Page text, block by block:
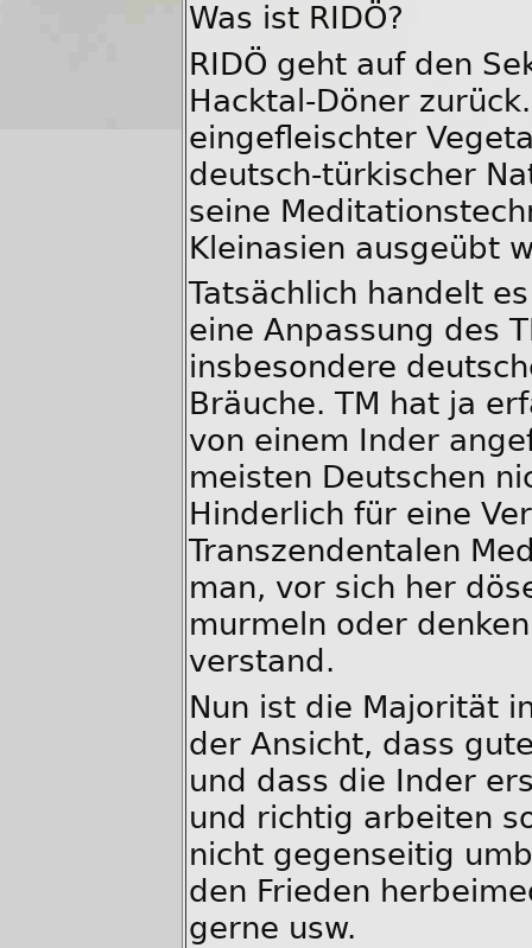
Was ist RIDÖ?
RIDÖ geht auf den
Hacktal-Döner
eingefleischter
deutsch-türkischer
seine
Kleinasien ausgeübt
Tatsächlich handelt
eine Anpassung des
insbesondere
Bräuche. TM hat ja
von einem Inder
meisten Deutschen
Hinderlich für eine
Transzendentalen
man, vor sich her
murmeln oder
verstand.
Nun ist die Majorität
der Ansicht, dass
und dass die Inder
und richtig arbeiten
nicht gegenseitig
den Frieden
gerne usw.